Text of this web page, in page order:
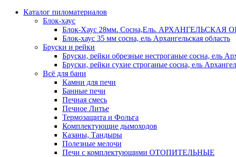
Каталог пиломатериалов
Блок-хаус
Блок-Хаус 28мм. Сосна,Ель. АРХАНГЕЛЬСКАЯ
Блок-хаус 35 мм сосна, ель Архангельская область
Бруски и рейки
Бруски, рейки обрезные нестроганые сосна, ель
Бруски, рейки сухие строганые сосна, ель
Всё для бани
Камни для печи
Банные печи
Печная смесь
Печное Литье
Термозащита и Фольга
Комплектующие дымоходов
Казаны, Тандыры
Полезные мелочи
Печи с комплектующими ОТОПИТЕЛЬНЫЕ